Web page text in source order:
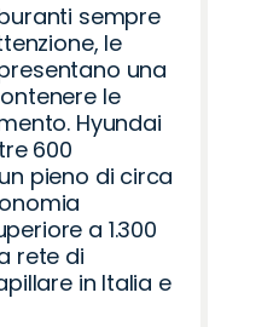
sempre
le
una
le
Hyundai
600
pieno di circa
a 1.300
rete di
in Italia e